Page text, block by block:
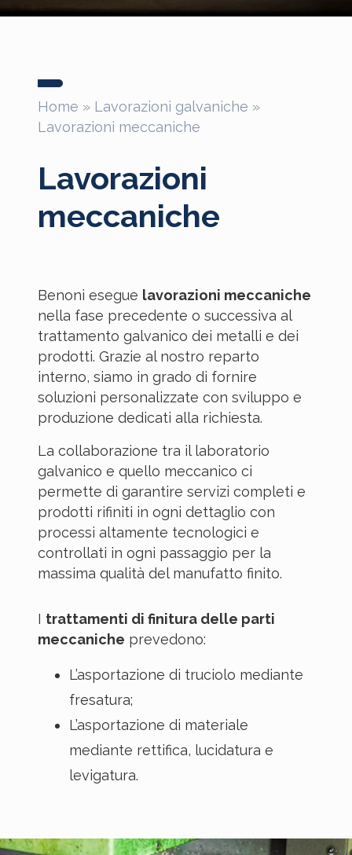
Home » Lavorazioni galvaniche »
Lavorazioni meccaniche
Lavorazioni
meccaniche
Benoni esegue lavorazioni meccaniche
nella fase precedente o successiva al
trattamento galvanico dei metalli e dei
prodotti. Grazie al nostro reparto
interno, siamo in grado di fornire
soluzioni personalizzate con sviluppo e
produzione dedicati alla richiesta.
La collaborazione tra il laboratorio
galvanico e quello meccanico ci
permette di garantire servizi completi e
prodotti rifiniti in ogni dettaglio con
processi altamente tecnologici e
controllati in ogni passaggio per la
massima qualità del manufatto finito.
I trattamenti di finitura delle parti
meccaniche prevedono:
L’asportazione di truciolo mediante
fresatura;
L’asportazione di materiale
mediante rettifica, lucidatura e
levigatura.